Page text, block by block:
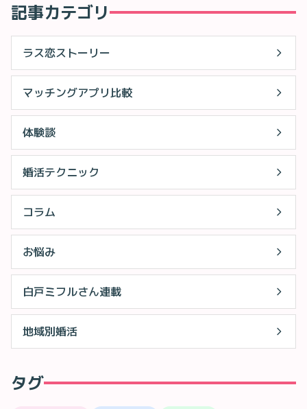
記事カテゴリ
ラス恋ストーリー
マッチングアプリ比較
体験談
婚活テクニック
コラム
お悩み
白戸ミフルさん連載
地域別婚活
タグ